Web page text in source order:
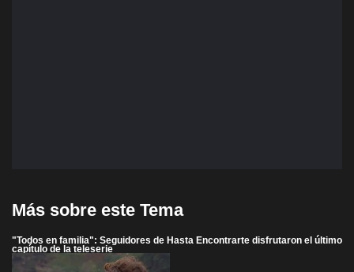
Más sobre este Tema
"Todos en familia": Seguidores de Hasta Encontrarte disfrutaron el último
capítulo de la teleserie